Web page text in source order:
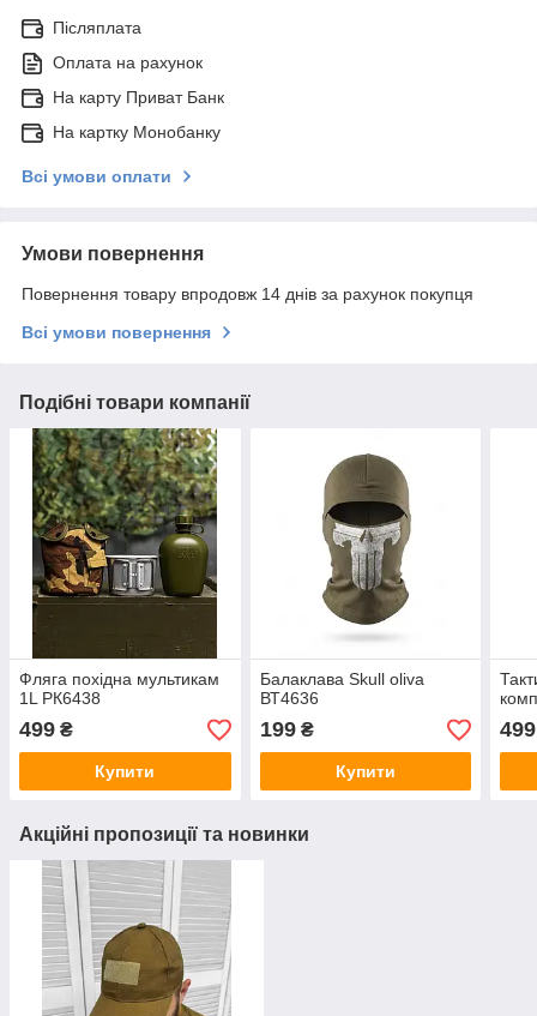
Післяплата
Оплата на рахунок
На карту Приват Банк
На картку Монобанку
Всі умови оплати
Умови повернення
Повернення товару впродовж 14 днів за рахунок покупця
Всі умови повернення
Подібні товари компанії
Фляга похідна мультикам
1L РК6438
499 ₴
Купити
Балаклава Skull oliva
ВТ4636
199₴
Купити
499
Акційні пропозиції та новинки